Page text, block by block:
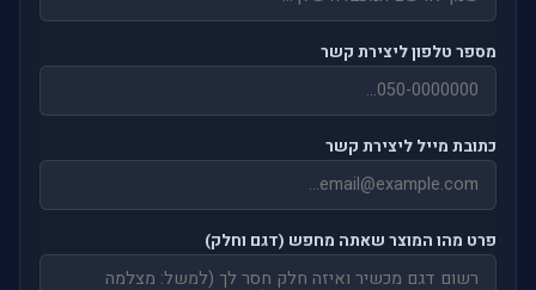
מספר טלפון ליצירת קשר
כתובת מייל ליצירת קשר
פרט מהו המוצר שאתה מחפש (דגם וחלק)